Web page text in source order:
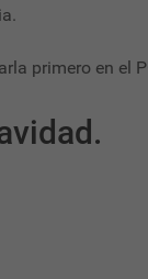
primero en el